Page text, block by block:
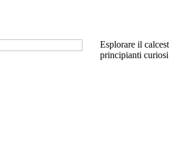
Esplorare il
principianti curiosi